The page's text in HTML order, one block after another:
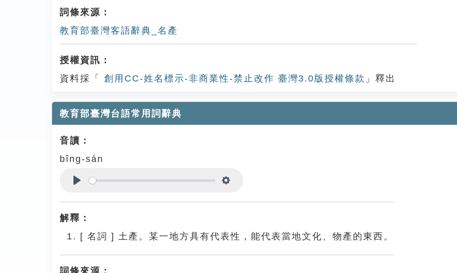
詞條來源：
教育部臺灣客語辭典_名產
授權資訊：
資料採「
創用CC-姓名標示-非商業性-禁止改作 臺灣3.0版授權條款 」釋出
教育部臺灣台語常用詞辭典
音讀：
bîng-sán
解釋：
[ 名詞 ] 土產。某一地方具有代表性，能代表當地文化、物產的東西。
詞條來源：